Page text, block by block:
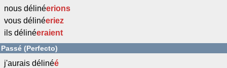
nous délinéerions
vous délinéeriez
ils délinéeraient
Passé (Perfecto)
j'aurais délinéé